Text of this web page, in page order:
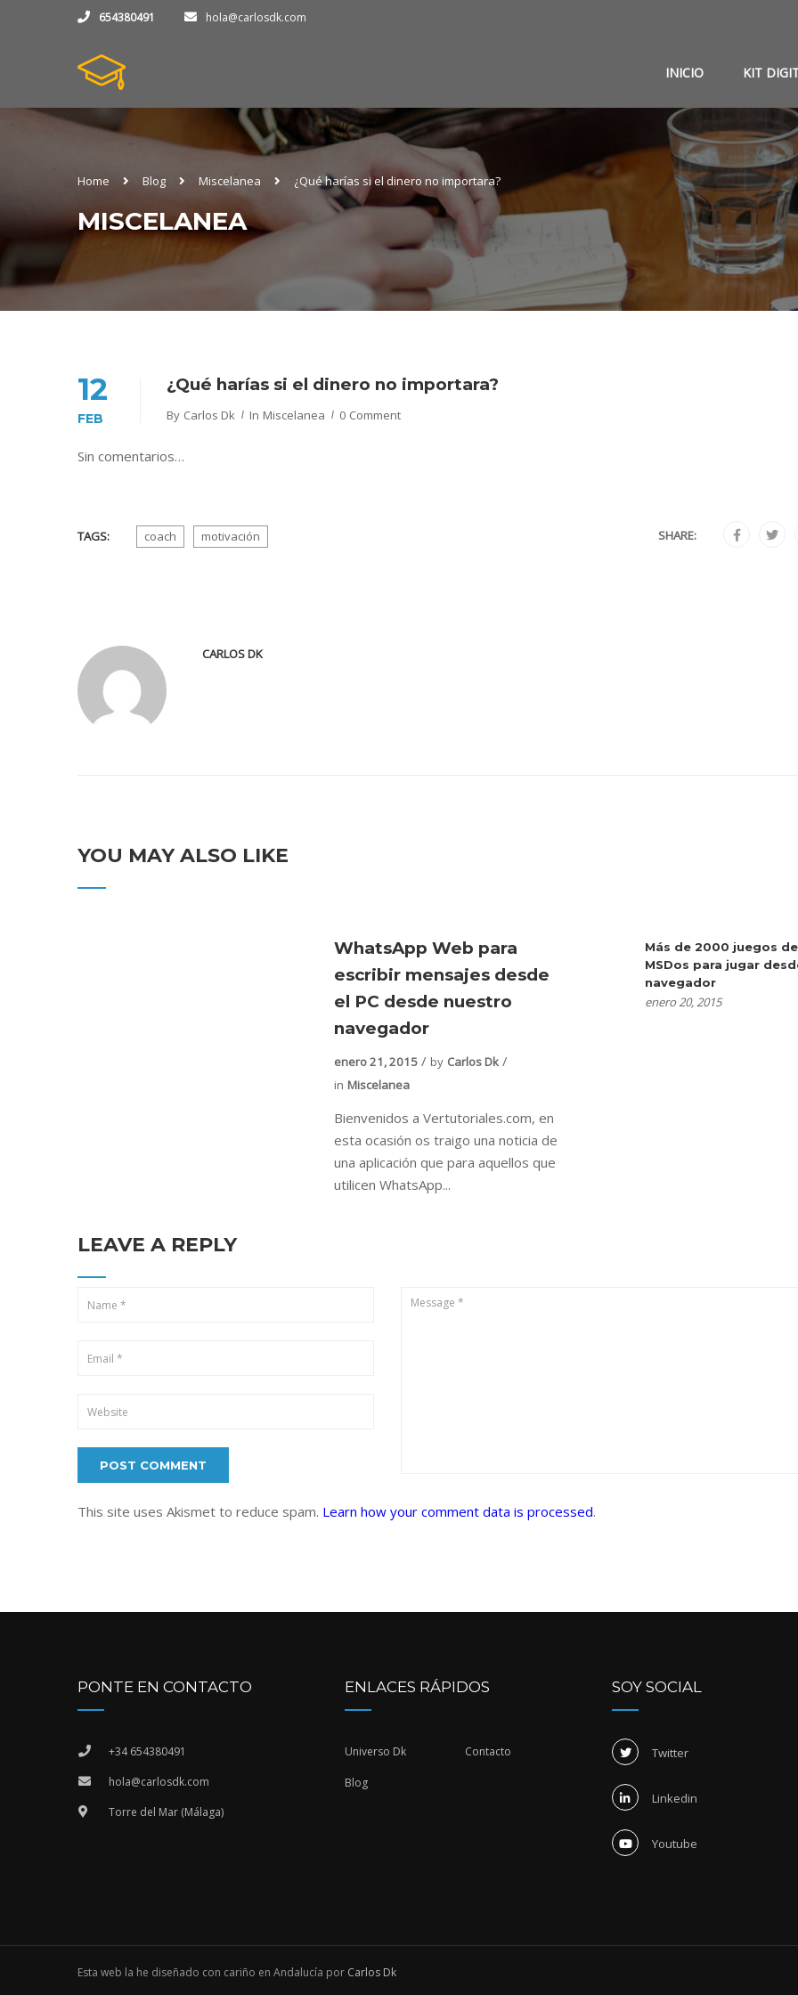
654380491 hola@carlosdk.com
INICIO KIT
Home Blog Miscelanea ¿Qué harías si el dinero no importara?
MISCELANEA
12
FEB
¿Qué harías si el dinero no importara?
By Carlos Dk In Miscelanea 0 Comment
Sin comentarios…
TAGS: coach motivación SHARE:
CARLOS DK
YOU MAY ALSO LIKE
WhatsApp Web para
escribir mensajes desde
el PC desde nuestro
navegador
enero 21, 2015 by Carlos Dk
in Miscelanea
Bienvenidos a Vertutoriales.com, en
esta ocasión os traigo una noticia de
una aplicación que para aquellos que
utilicen WhatsApp...
Más de 2000 juegos de
MSDos para jugar
navegador
enero 20, 2015
LEAVE A REPLY
This site uses Akismet to reduce spam. Learn how your comment data is processed.
PONTE EN CONTACTO
+34 654380491
hola@carlosdk.com
Torre del Mar (Málaga)
ENLACES RÁPIDOS
Universo Dk Contacto
Blog
SOY SOCIAL
Twitter
Linkedin
Youtube
Esta web la he diseñado con cariño en Andalucía por Carlos Dk